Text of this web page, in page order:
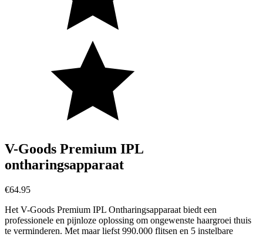
V-Goods Premium IPL
ontharingsapparaat
€64.95
Het V-Goods Premium IPL Ontharingsapparaat biedt een
professionele en pijnloze oplossing om ongewenste haargroei thuis
te verminderen. Met maar liefst 990.000 flitsen en 5 instelbare